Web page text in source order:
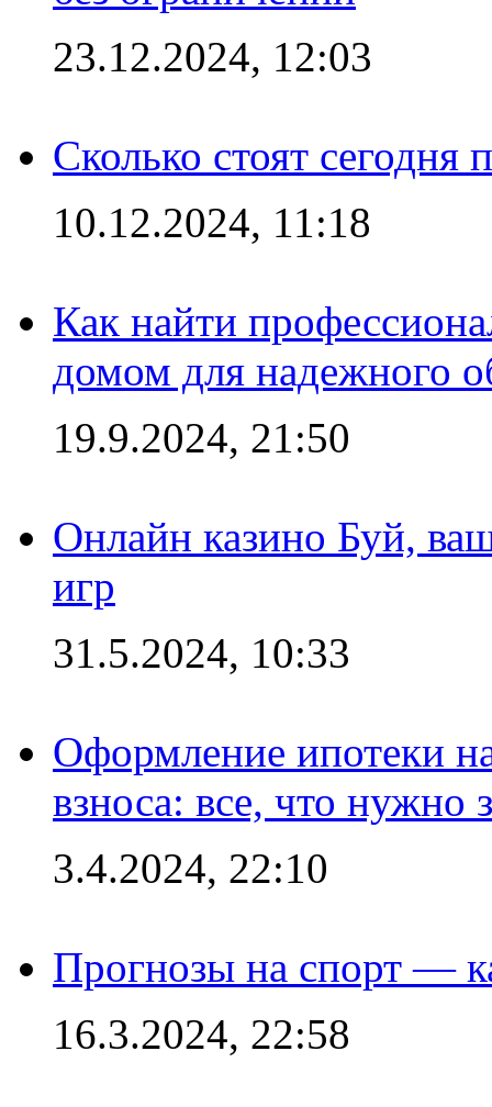
23.12.2024, 12:03
Сколько стоят сегодня
10.12.2024, 11:18
Как найти
домом для надежного
19.9.2024, 21:50
Онлайн казино Буй,
игр
31.5.2024, 10:33
Оформление ипотеки
взноса: все, что нужно
3.4.2024, 22:10
Прогнозы на спорт —
16.3.2024, 22:58